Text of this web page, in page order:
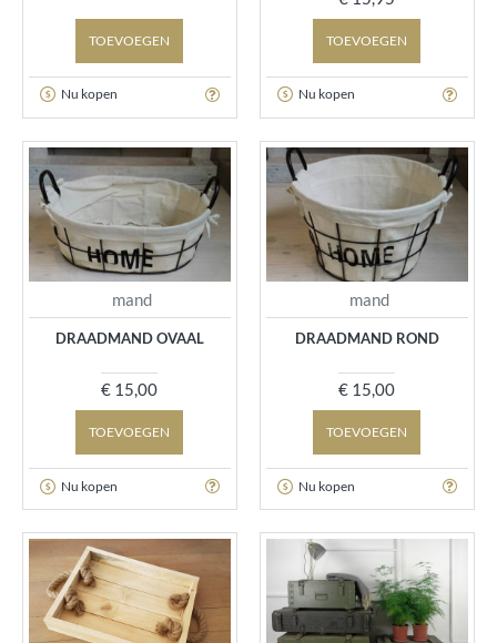
TOEVOEGEN
Nu kopen
TOEVOEGEN
Nu kopen
mand
DRAADMAND OVAAL
€ 15,00
TOEVOEGEN
Nu kopen
mand
DRAADMAND ROND
€ 15,00
TOEVOEGEN
Nu kopen